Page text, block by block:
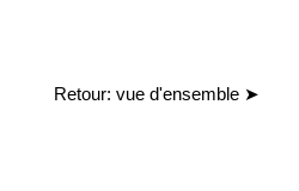
Retour: vue d'ensemble ➤